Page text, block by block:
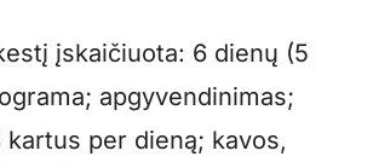
įskaičiuota: 6 dienų (5
apgyvendinimas;
kartus per dieną; kavos,